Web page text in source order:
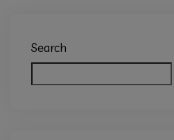
Search